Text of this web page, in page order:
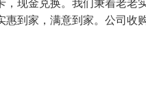
到家，满意到家。公司收